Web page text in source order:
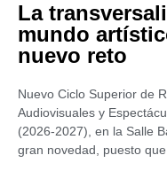
La
mundo
nuevo reto
Nuevo Ciclo Superior de
Audiovisuales y
(2026-2027), en la Salle
gran novedad, puesto que